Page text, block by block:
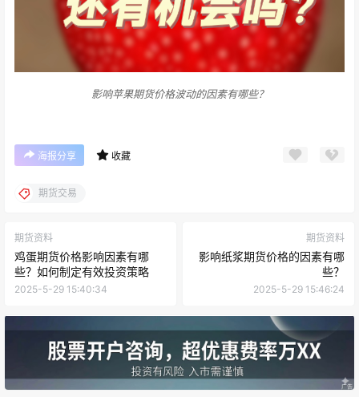
影响苹果期货价格波动的因素有哪些？
海报分享 收藏
期货交易
期货资料
鸡蛋期货价格影响因素有哪
些？如何制定有效投资策略
2025-5-29 15:40:34
期货资料
影响纸浆期货价格的因素有哪
些？
2025-5-29 15:46:24